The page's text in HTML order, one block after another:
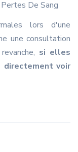
Pertes De Sang
lors d'une
une consultation
si elles
directement voir